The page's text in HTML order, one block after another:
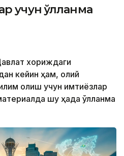
учун қўлланма
хориждаги
кейин ҳам, олий
олиш учун имтиёзлар
шу ҳақда қўлланма